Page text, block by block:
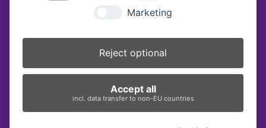
DE69 7109 0000 0008 2579 57
Vereinsregister-Nr:
Amtsgericht Traunstein, VR 40
Marketing
Reject optional
Accept all
incl. data transfer to non-EU countries